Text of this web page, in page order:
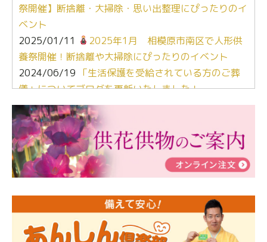
祭開催】断捨離・大掃除・思い出整理にぴったりのイ
ベント
2025/01/11
2025年1月 相模原市南区で人形供
養祭開催！断捨離や大掃除にぴったりのイベント
2024/06/19 「生活保護を受給されている方のご葬
儀」についてブログを更新いたしました！
2024/03/06【終活なるほど教室】「マンガで学
ぶ！はじめてのお葬式」小さな家族葬ハウス®町田成
瀬 ご参加ありがとうございました！
2024/01/19令和6年能登半島地震災害の寄付のご報
告
人形供養 寄付のご報告
2023/12/16終活なるほど教室＠小さな家族葬ハウ
ス®上鶴間 エンディングノートを書いてみよう！